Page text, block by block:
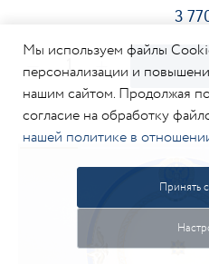
3
Мы используем файлы
персонализации и
нашим сайтом. Продолжая
согласие на обработку
нашей политике в
Принять